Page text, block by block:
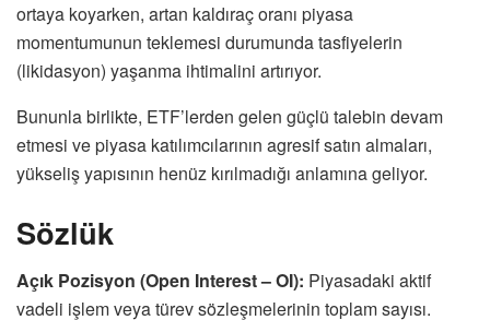
ortaya koyarken, artan kaldıraç oranı piyasa
momentumunun teklemesi durumunda tasfiyelerin
(likidasyon) yaşanma ihtimalini artırıyor.
Bununla birlikte, ETF’lerden gelen güçlü talebin devam
etmesi ve piyasa katılımcılarının agresif satın almaları,
yükseliş yapısının henüz kırılmadığı anlamına geliyor.
Sözlük
Açık Pozisyon (Open Interest – OI): Piyasadaki aktif
vadeli işlem veya türev sözleşmelerinin toplam sayısı.